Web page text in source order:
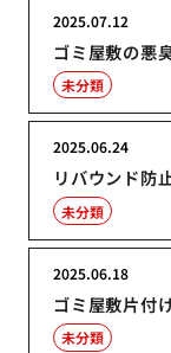
ゴミ屋敷の悪
2025.07.12
未分類
リバウンド防
2025.06.24
未分類
ゴミ屋敷片付
2025.06.18
未分類